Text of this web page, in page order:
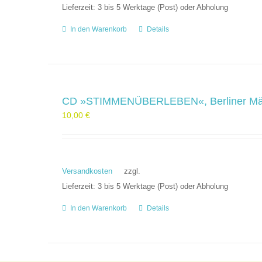
Lieferzeit: 3 bis 5 Werktage (Post) oder Abholung
In den Warenkorb Details
CD »STIMMENÜBERLEBEN«, Berliner
10,00 €
zzgl.
Versandkosten
Lieferzeit: 3 bis 5 Werktage (Post) oder Abholung
In den Warenkorb Details